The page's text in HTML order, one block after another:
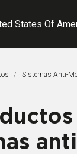
States Of